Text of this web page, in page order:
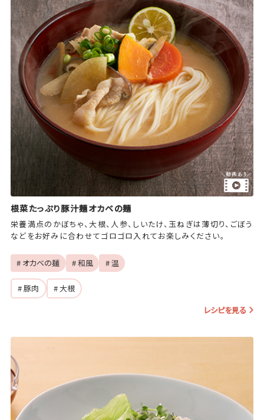
根菜たっぷり豚汁麺オカベの麺
栄養満点のかぼちゃ、大根、人参、しいたけ、玉ねぎは薄切り、ごぼう
などをお好みに合わせてゴロゴロ入れてお楽しみください。
# オカベの麺 # 和風 # 温
# 豚肉
# 大根
レシピを見る